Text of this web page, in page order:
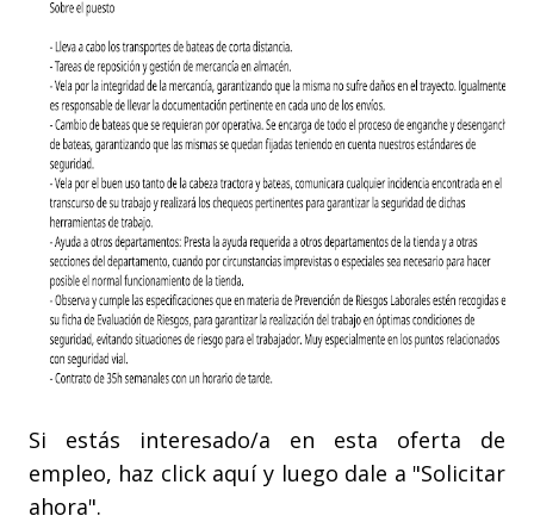
Si estás interesado/a en esta oferta de
empleo, haz click aquí y luego dale a "Solicitar
ahora".